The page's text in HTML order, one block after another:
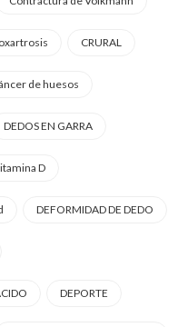
CRURAL
de huesos
DEDOS EN GARRA
D
DEFORMIDAD DE DEDO
DEPORTE